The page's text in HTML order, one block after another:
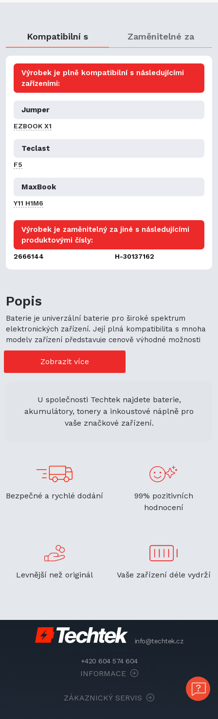
Kompatibilní s Zaměnitelné za
Výrobek je plně kompatibilní s následujícími
zařízeními:
Jumper
EZBOOK X1
Teclast
F5
MaxBook
Y11 H1M6
Výrobek je zaměnitelný za jiné s následujícími
produktovými čísly:
2666144 H-30137162
Popis
Baterie je univerzální baterie pro široké spektrum
elektronických zařízení. Její plná kompatibilita s mnoha
modely zařízení představuje cenově výhodné možnosti
nákupu. Její univerzální použití navíc podporuje
ekologickou udržitelnost a zaručuje flexibilitu.
Zobrazit více
U společnosti Techtek najdete baterie,
akumulátory, tonery a inkoustové náplně pro
vaše značkové zařízení.
Bezpečné a rychlé dodání
99% pozitivních
hodnocení
Levnější než originál Vaše zařízení déle vydrží
info@techtek.cz
+420 604 574 604
INFORMACE
ZÁKAZNICKÝ SERVIS